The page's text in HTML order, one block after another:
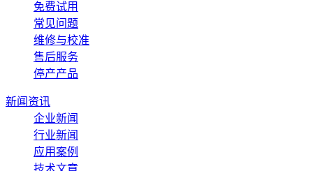
免费试用
常见问题
维修与校准
售后服务
停产产品
新闻资讯
企业新闻
行业新闻
应用案例